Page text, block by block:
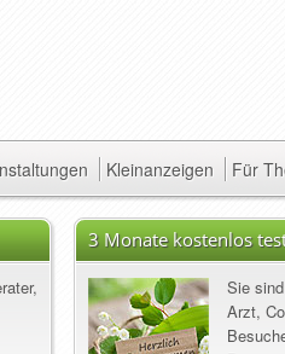
Kleinanzeigen Für
3 Monate kostenlos
Sie
Arzt,